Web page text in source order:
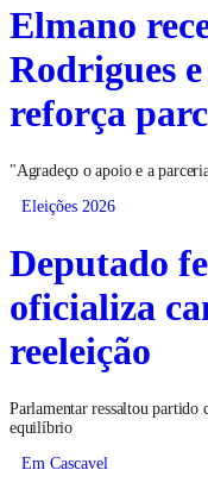
Elmano
Rodrigues
reforça
"Agradeço o apoio e a
Eleições 2026
Deputado
oficializa
reeleição
Parlamentar ressaltou partido
equilíbrio
Em Cascavel